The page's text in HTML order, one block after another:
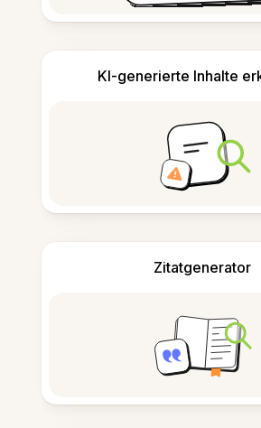
KI-generierte Inhalte
Zitatgenerator